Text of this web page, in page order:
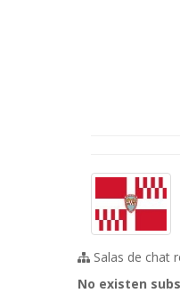
Salas de chat
No existen